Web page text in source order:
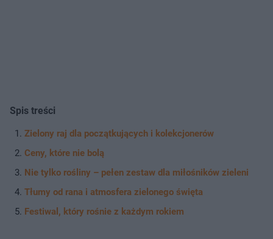
Spis treści
Zielony raj dla początkujących i kolekcjonerów
Ceny, które nie bolą
Nie tylko rośliny – pełen zestaw dla miłośników zieleni
Tłumy od rana i atmosfera zielonego święta
Festiwal, który rośnie z każdym rokiem